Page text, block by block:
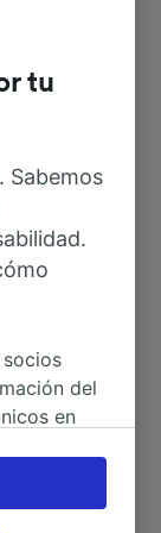
Malnate
47min
5min
2h 12min
56min
tu
Sabemos
socios
del
en
de